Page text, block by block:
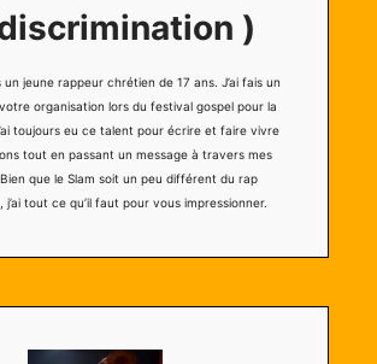
)
un jeune rappeur chrétien de 17 ans. J’ai fais un
organisation lors du festival gospel pour la
toujours eu ce talent pour écrire et faire vivre
tout en passant un message à travers mes
que le Slam soit un peu différent du rap
j’ai tout ce qu’il faut pour vous impressionner.